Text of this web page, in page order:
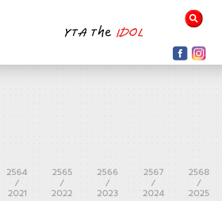
2564
/
2021
2565
/
2022
2566
/
2023
2567
/
2024
2568
/
2025